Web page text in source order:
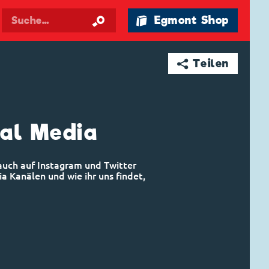
🛍 Egmont Shop
➦ Teilen
Media
auf Instagram und Twitter
Kanälen und wie ihr uns findet,